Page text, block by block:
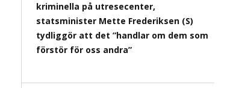
kriminella på utresecenter,
statsminister Mette Frederiksen (S)
tydliggör att det ”handlar om dem som
förstör för oss andra”